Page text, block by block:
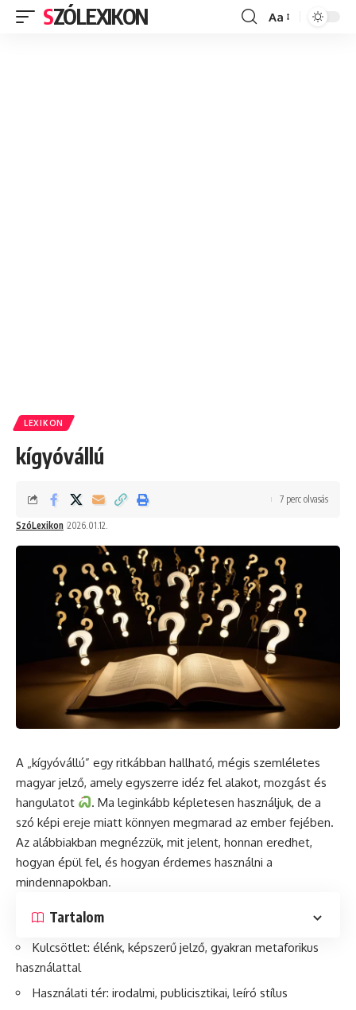
SZÓLEXIKON
Font
Aa
LEXIKON
kígyóvállú
SzóLexikon 2026.01.12.
7 perc olvasás
A „kígyóvállú” egy ritkábban hallható, mégis szemléletes
magyar jelző, amely egyszerre idéz fel alakot, mozgást és
hangulatot
. Ma leginkább képletesen használjuk, de a
szó képi ereje miatt könnyen megmarad az ember fejében.
Az alábbiakban megnézzük, mit jelent, honnan eredhet,
hogyan épül fel, és hogyan érdemes használni a
mindennapokban.
Tartalom
Kulcsötlet: élénk, képszerű jelző, gyakran metaforikus
használattal
Használati tér: irodalmi, publicisztikai, leíró stílus